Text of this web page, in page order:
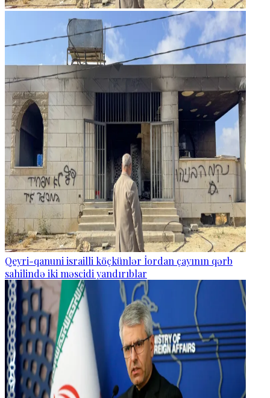
Qeyri-qanuni israilli köçkünlər İordan çayının qərb
sahilində iki məscidi yandırıblar